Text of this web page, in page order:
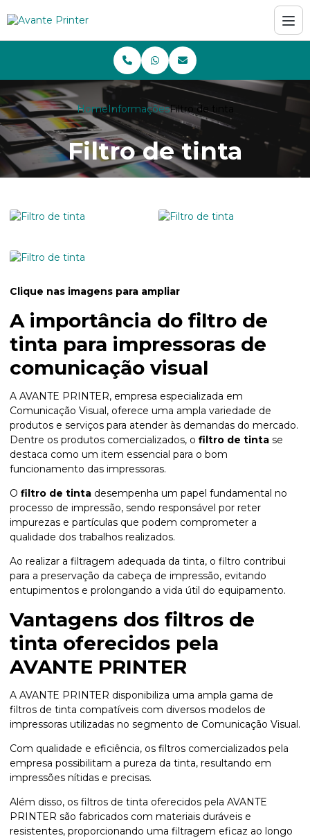
HomeInformaçõesFiltro de tinta
Filtro de tinta
Clique nas imagens para ampliar
A importância do filtro de
tinta para impressoras de
comunicação visual
A AVANTE PRINTER, empresa especializada em
Comunicação Visual, oferece uma ampla variedade de
produtos e serviços para atender às demandas do mercado.
Dentre os produtos comercializados, o filtro de tinta se
destaca como um item essencial para o bom
funcionamento das impressoras.
O filtro de tinta desempenha um papel fundamental no
processo de impressão, sendo responsável por reter
impurezas e partículas que podem comprometer a
qualidade dos trabalhos realizados.
Ao realizar a filtragem adequada da tinta, o filtro contribui
para a preservação da cabeça de impressão, evitando
entupimentos e prolongando a vida útil do equipamento.
Vantagens dos filtros de
tinta oferecidos pela
AVANTE PRINTER
A AVANTE PRINTER disponibiliza uma ampla gama de
filtros de tinta compatíveis com diversos modelos de
impressoras utilizadas no segmento de Comunicação Visual.
Com qualidade e eficiência, os filtros comercializados pela
empresa possibilitam a pureza da tinta, resultando em
impressões nítidas e precisas.
Além disso, os filtros de tinta oferecidos pela AVANTE
PRINTER são fabricados com materiais duráveis e
resistentes, proporcionando uma filtragem eficaz ao longo